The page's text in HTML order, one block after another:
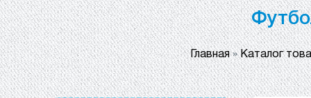
Главная»Каталог